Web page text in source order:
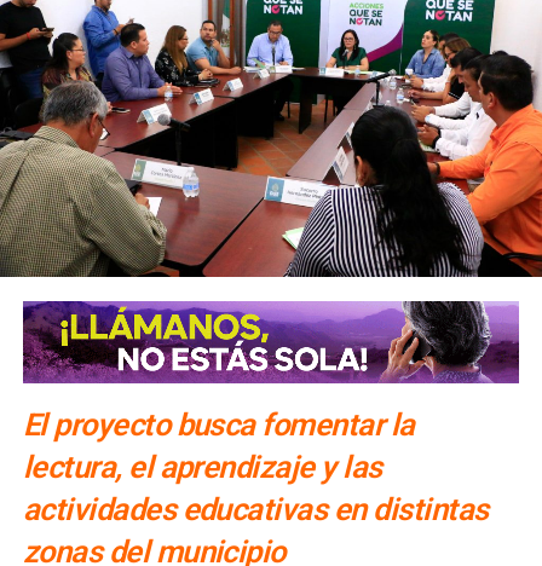
El proyecto busca fomentar la
lectura, el aprendizaje y las
actividades educativas en distintas
zonas del municipio